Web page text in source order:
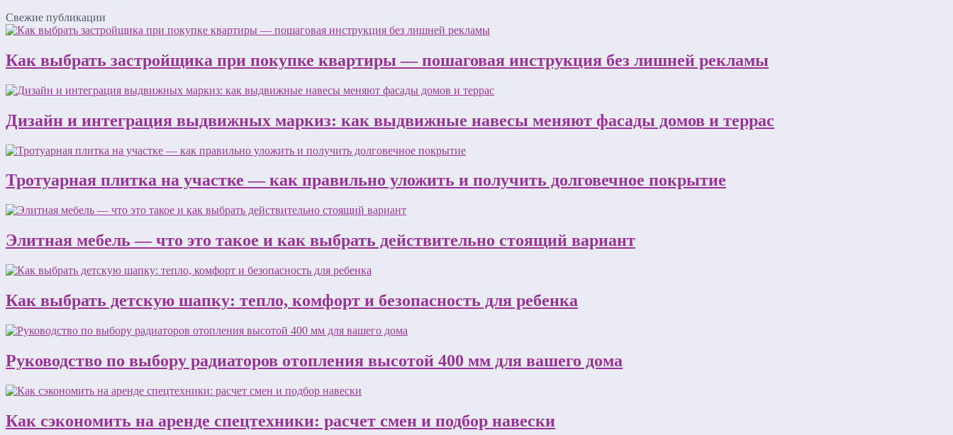
Свежие публикации
Как выбрать застройщика при покупке квартиры — пошаговая инструкция без лишней рекламы
Дизайн и интеграция выдвижных маркиз: как выдвижные навесы меняют фасады домов и террас
Тротуарная плитка на участке — как правильно уложить и получить долговечное покрытие
Элитная мебель — что это такое и как выбрать действительно стоящий вариант
Как выбрать детскую шапку: тепло, комфорт и безопасность для ребенка
Руководство по выбору радиаторов отопления высотой 400 мм для вашего дома
Как сэкономить на аренде спецтехники: расчет смен и подбор навески